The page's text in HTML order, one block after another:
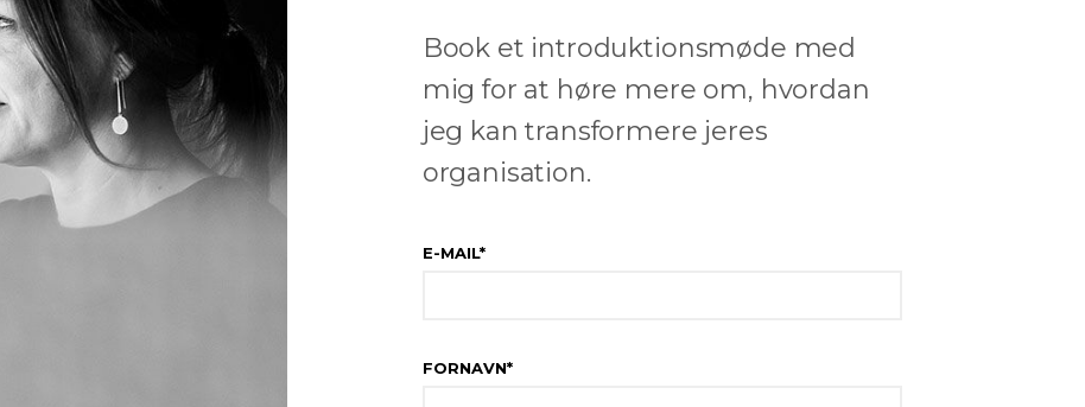
Book et introduktionsmøde med
mig for at høre mere om, hvordan
jeg kan transformere jeres
organisation.
E-MAIL*
FORNAVN*